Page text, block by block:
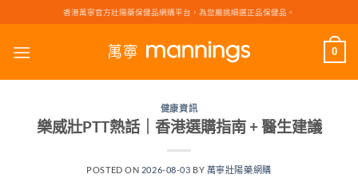
to
content
香港萬寧官方壯陽藥保健品網購平台，為您嚴挑細選正品保健品。
0
健康資訊
樂威壯PTT熱話｜香港選購指南 + 醫生建議
POSTED ON 2026-08-03 BY 萬寧壯陽藥網購